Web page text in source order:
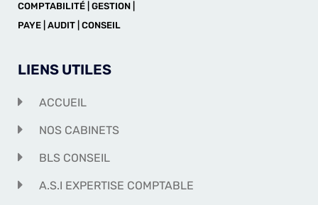
COMPTABILITÉ | GESTION |
PAYE | AUDIT | CONSEIL
LIENS UTILES
ACCUEIL
NOS CABINETS
BLS CONSEIL
A.S.I EXPERTISE COMPTABLE